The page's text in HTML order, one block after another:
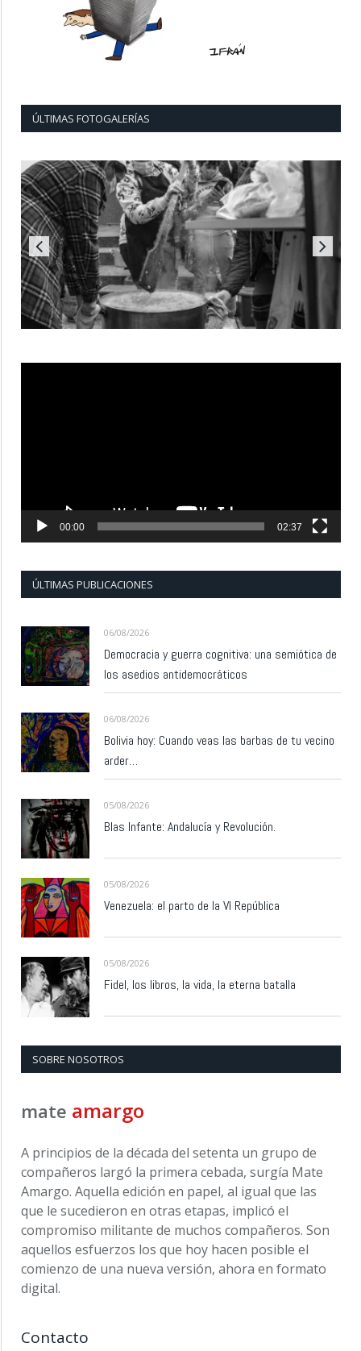
ÚLTIMAS FOTOGALERÍAS
00:00 02:37
ÚLTIMAS PUBLICACIONES
06/08/2026
Democracia y guerra cognitiva: una semiótica de
los asedios antidemocráticos
06/08/2026
Bolivia hoy: Cuando veas las barbas de tu vecino
arder…
05/08/2026
Blas Infante: Andalucía y Revolución.
05/08/2026
Venezuela: el parto de la VI República
05/08/2026
Fidel, los libros, la vida, la eterna batalla
SOBRE NOSOTROS
mate amargo
A principios de la década del setenta un grupo de
compañeros largó la primera cebada, surgía Mate
Amargo. Aquella edición en papel, al igual que las
que le sucedieron en otras etapas, implicó el
compromiso militante de muchos compañeros. Son
aquellos esfuerzos los que hoy hacen posible el
comienzo de una nueva versión, ahora en formato
digital.
Contacto